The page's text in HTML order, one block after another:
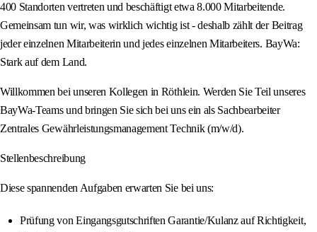
400 Standorten vertreten und beschäftigt etwa 8.000 Mitarbeitende.
Gemeinsam tun wir, was wirklich wichtig ist - deshalb zählt der Beitrag
jeder einzelnen Mitarbeiterin und jedes einzelnen Mitarbeiters. BayWa:
Stark auf dem Land.
Willkommen bei unseren Kollegen in Röthlein. Werden Sie Teil unseres
BayWa-Teams und bringen Sie sich bei uns ein als Sachbearbeiter
Zentrales Gewährleistungsmanagement Technik (m/w/d).
Stellenbeschreibung
Diese spannenden Aufgaben erwarten Sie bei uns:
Prüfung von Eingangsgutschriften Garantie/Kulanz auf Richtigkeit,